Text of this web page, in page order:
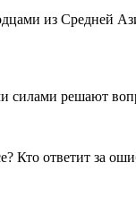
из Средней
силами решают
ответит за